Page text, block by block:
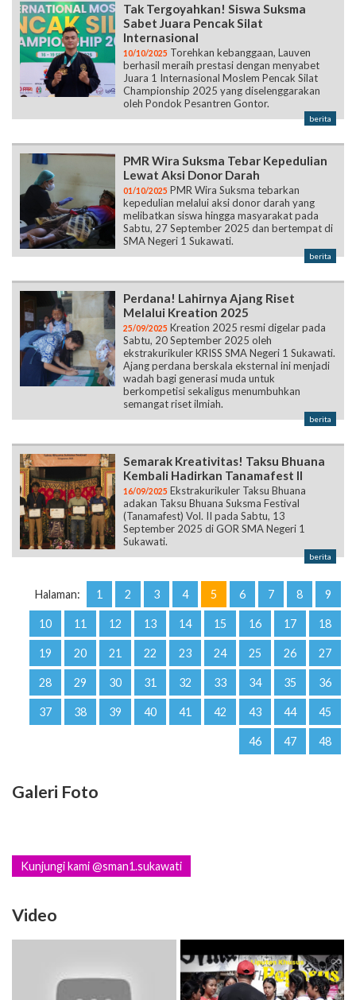
Tak Tergoyahkan! Siswa Suksma
Sabet Juara Pencak Silat
Internasional
10/10/2025 Torehkan kebanggaan, Lauven
berhasil meraih prestasi dengan menyabet
Juara 1 Internasional Moslem Pencak Silat
Championship 2025 yang diselenggarakan
oleh Pondok Pesantren Gontor.
berita
PMR Wira Suksma Tebar Kepedulian
Lewat Aksi Donor Darah
01/10/2025 PMR Wira Suksma tebarkan
kepedulian melalui aksi donor darah yang
melibatkan siswa hingga masyarakat pada
Sabtu, 27 September 2025 dan bertempat di
SMA Negeri 1 Sukawati.
berita
Perdana! Lahirnya Ajang Riset
Melalui Kreation 2025
25/09/2025 Kreation 2025 resmi digelar pada
Sabtu, 20 September 2025 oleh
ekstrakurikuler KRISS SMA Negeri 1 Sukawati.
Ajang perdana berskala eksternal ini menjadi
wadah bagi generasi muda untuk
berkompetisi sekaligus menumbuhkan
semangat riset ilmiah.
berita
Semarak Kreativitas! Taksu Bhuana
Kembali Hadirkan Tanamafest II
16/09/2025 Ekstrakurikuler Taksu Bhuana
adakan Taksu Bhuana Suksma Festival
(Tanamafest) Vol. II pada Sabtu, 13
September 2025 di GOR SMA Negeri 1
Sukawati.
berita
Halaman: 1 2 3 4 5 6 7 8 9
10 11 12 13 14 15 16 17 18
19 20 21 22 23 24 25 26 27
28 29 30 31 32 33 34 35 36
37 38 39 40 41 42 43 44 45
46 47 48
Galeri Foto
Kunjungi kami @sman1.sukawati
Video